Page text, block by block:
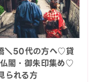
＼50代の方へ♡貸
閣・御朱印集め♡
られる方